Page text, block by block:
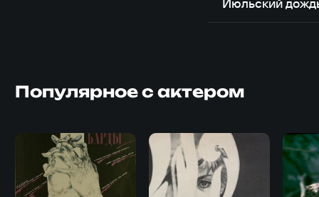
Популярное с актером